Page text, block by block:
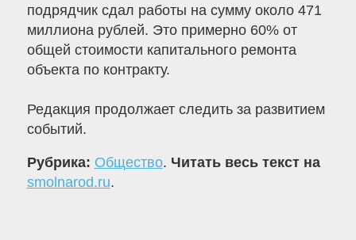
подрядчик сдал работы на сумму около 471
миллиона рублей. Это примерно 60% от
общей стоимости капитального ремонта
объекта по контракту.
Редакция продолжает следить за развитием
событий.
Рубрика: Общество. Читать весь текст на
smolnarod.ru.